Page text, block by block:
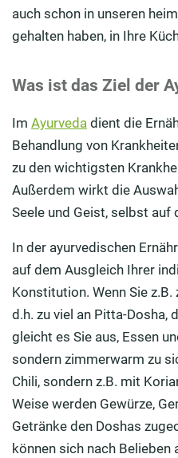
auch schon in unseren
gehalten haben, in Ihre
Was ist das Ziel der
Im Ayurveda dient die
Behandlung von
zu den wichtigsten
Außerdem wirkt die
Seele und Geist, selbst
In der ayurvedischen
auf dem Ausgleich Ihrer
Konstitution. Wenn Sie
d.h. zu viel an Pitta-Dosha,
gleicht es Sie aus, Essen
sondern zimmerwarm zu
Chili, sondern z.B. mit
Weise werden Gewürze,
Getränke den Doshas
können sich nach Belieben